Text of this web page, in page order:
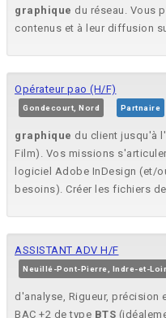
graphique du réseau. Vous
contenus et à leur diffusion
Opérateur pao (H/F)
Gondecourt, Nord Partnaire
graphique du client jusqu'à
Film). Vos missions
logiciel Adobe InDesign (et/
besoins). Créer les fichiers de
ASSISTANT ADV H/F
Neuillé-Pont-Pierre, Indre-et-
d'analyse, Rigueur, précision
BAC +2 de type BTS